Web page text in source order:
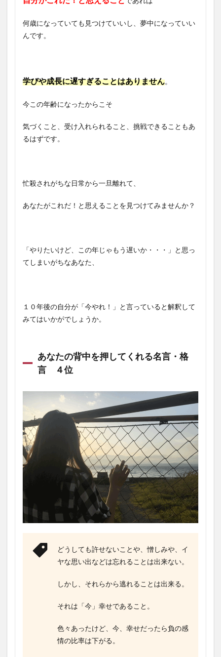
何歳になっていても見つけていいし、夢中になっていい
んです。
学びや成長に遅すぎることはありません。
今この年齢になったからこそ
気づくこと、受け入れられること、挑戦できることもあ
るはずです。
忙殺されがちな日常から一旦離れて、
あなたがこれだ！と思えることを見つけてみませんか？
「やりたいけど、この年じゃもう遅いか・・・」と思っ
てしまいがちなあなた、
１０年後の自分が「今やれ！」と言っていると解釈して
みてはいかがでしょうか。
あなたの背中を押してくれる名言・格
言 ４位
どうしても許せないことや、憎しみや、イ
ヤな思い出などは忘れることは出来ない。
しかし、それらから逃れることは出来る。
それは「今」幸せであること。
色々あったけど、今、幸せだったら負の感
情の比率は下がる。